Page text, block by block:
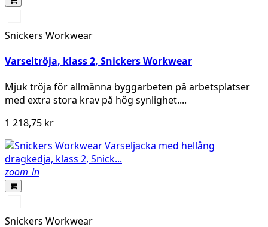
vis
yellow\Black
Snickers Workwear
Varseltröja, klass 2, Snickers Workwear
Mjuk tröja för allmänna byggarbeten på arbetsplatser
med extra stora krav på hög synlighet....
1 218,75 kr
zoom_in
vis
Snickers Workwear